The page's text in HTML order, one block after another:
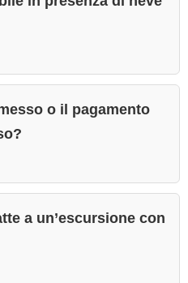
o il pagamento
a un’escursione con